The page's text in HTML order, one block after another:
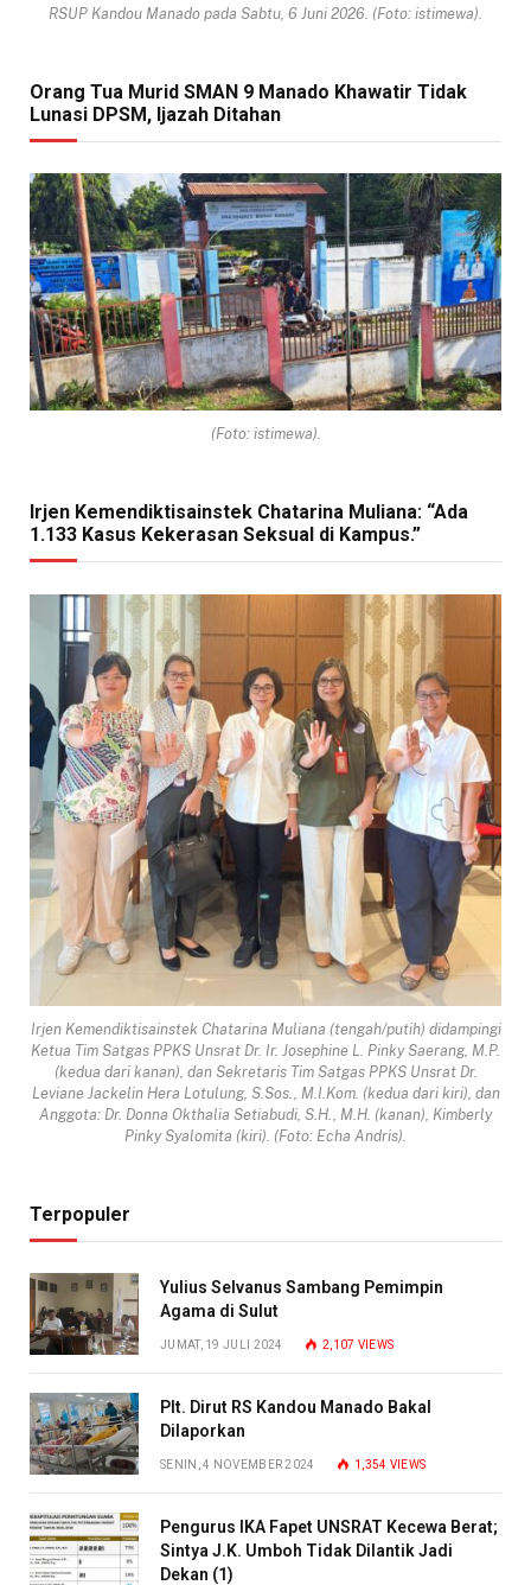
RSUP Kandou Manado pada Sabtu, 6 Juni 2026. (Foto: istimewa).
Orang Tua Murid SMAN 9 Manado Khawatir Tidak
Lunasi DPSM, Ijazah Ditahan
(Foto: istimewa).
Irjen Kemendiktisainstek Chatarina Muliana: “Ada
1.133 Kasus Kekerasan Seksual di Kampus.”
Irjen Kemendiktisainstek Chatarina Muliana (tengah/putih) didampingi
Ketua Tim Satgas PPKS Unsrat Dr. Ir. Josephine L. Pinky Saerang, M.P.
(kedua dari kanan), dan Sekretaris Tim Satgas PPKS Unsrat Dr.
Leviane Jackelin Hera Lotulung, S.Sos., M.I.Kom. (kedua dari kiri), dan
Anggota: Dr. Donna Okthalia Setiabudi, S.H., M.H. (kanan), Kimberly
Pinky Syalomita (kiri). (Foto: Echa Andris).
Terpopuler
Yulius Selvanus Sambang Pemimpin
Agama di Sulut
JUMAT, 19 JULI 2024 2,107 VIEWS
Plt. Dirut RS Kandou Manado Bakal
Dilaporkan
SENIN, 4 NOVEMBER 2024 1,354 VIEWS
Pengurus IKA Fapet UNSRAT Kecewa Berat;
Sintya J.K. Umboh Tidak Dilantik Jadi
Dekan (1)